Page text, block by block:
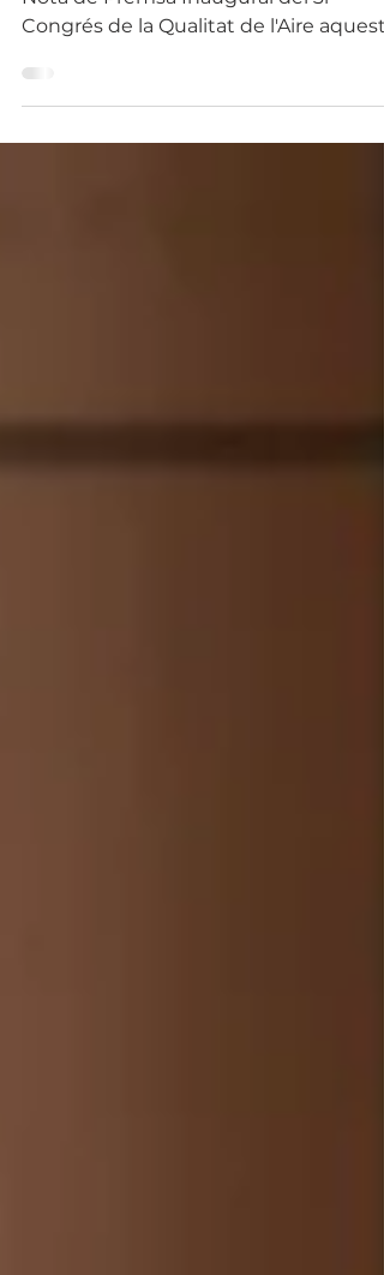
Fotografia Oficial Podeu descarregar la
Nota de Premsa Inaugural del 3r
Congrés de la Qualitat de l'Aire aquest